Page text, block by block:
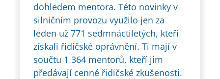
dohledem mentora. Této novinky v
silničním provozu využilo jen za
leden už 771 sedmnáctiletých, kteří
získali řidičské oprávnění. Ti mají v
součtu 1 364 mentorů, kteří jim
předávají cenné řidičské zkušenosti.